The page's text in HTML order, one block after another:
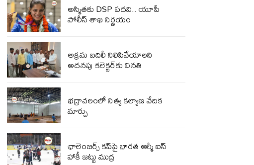
అస్మితకు DSP పదవి.. యూపీ
పోలీస్ శాఖ నిర్ణయం
అక్రమ బదిలీ నిలిపివేయాలని
అదనపు కలెక్టర్‌కు వినతి
భద్రాచలంలో నిత్య కల్యాణ వేదిక
మార్పు
ఛాలెంజర్స్ కప్‌పై భారత ఆర్మీ ఐస్
హాకీ జట్టు ముద్ర